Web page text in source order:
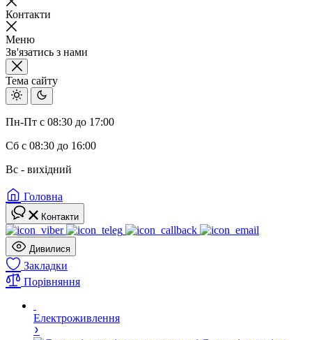
Контакти
Меню
Зв'язатись з нами
Тема сайту
Пн-Пт с 08:30 до 17:00
Сб с 08:30 до 16:00
Вс - вихідний
Головна
Контакти
Дивилися
Закладки
Порівняння
Електроживлення